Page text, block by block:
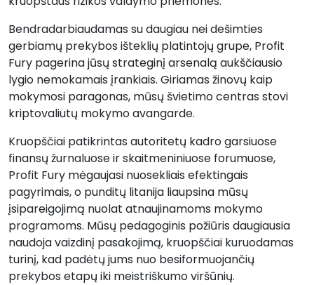
Bendradarbiaudamas su daugiau nei dešimties
gerbiamų prekybos išteklių platintojų grupe, Profit
Fury pagerina jūsų strateginį arsenalą aukščiausio
lygio nemokamais įrankiais. Giriamas žinovų kaip
mokymosi paragonas, mūsų švietimo centras stovi
kriptovaliutų mokymo avangarde.
Kruopščiai patikrintas autoritetų kadro garsiuose
finansų žurnaluose ir skaitmeniniuose forumuose,
Profit Fury mėgaujasi nuosekliais efektingais
pagyrimais, o punditų litanija liaupsina mūsų
įsipareigojimą nuolat atnaujinamoms mokymo
programoms. Mūsų pedagoginis požiūris daugiausia
naudoja vaizdinį pasakojimą, kruopščiai kuruodamas
turinį, kad padėtų jums nuo besiformuojančių
prekybos etapų iki meistriškumo viršūnių.